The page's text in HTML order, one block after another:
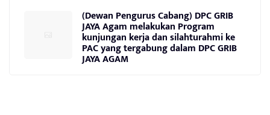
(Dewan Pengurus Cabang) DPC GRIB
JAYA Agam melakukan Program
kunjungan kerja dan silahturahmi ke
PAC yang tergabung dalam DPC GRIB
JAYA AGAM